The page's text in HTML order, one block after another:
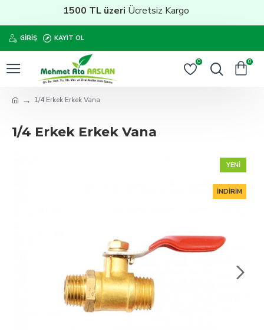
1500 TL üzeriÜcretsiz Kargo
GIRIŞ KAYIT OL
0 0
1/4 Erkek Erkek Vana
1/4 Erkek Erkek Vana
YENI
İNDIRIM